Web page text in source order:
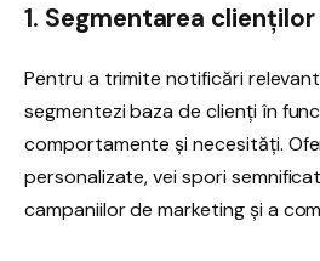
1. Segmentarea clienților
Pentru a trimite notificări
segmentezi baza de clienți în
comportamente și necesități.
personalizate, vei spori
campaniilor de marketing și a